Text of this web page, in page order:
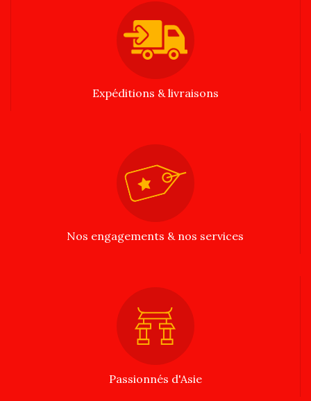
Expéditions & livraisons
Nos engagements & nos services
Passionnés d'Asie